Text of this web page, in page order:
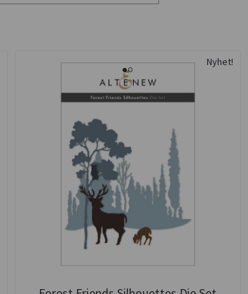
Nyhet!